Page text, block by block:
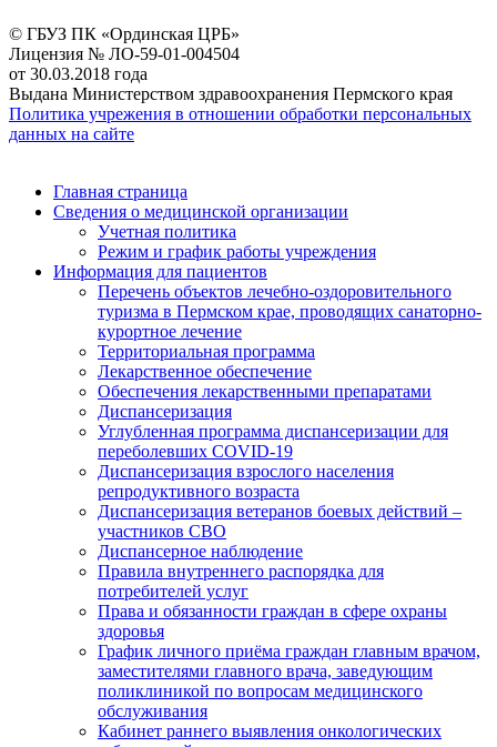
© ГБУЗ ПК «Ординская ЦРБ»
Лицензия № ЛО-59-01-004504
от 30.03.2018 года
Выдана Министерством здравоохранения Пермского края
Политика учрежения в отношении обработки персональных
данных на сайте
Главная страница
Сведения о медицинской организации
Учетная политика
Режим и график работы учреждения
Информация для пациентов
Перечень объектов лечебно-оздоровительного
туризма в Пермском крае, проводящих санаторно-
курортное лечение
Территориальная программа
Лекарственное обеспечение
Обеспечения лекарственными препаратами
Диспансеризация
Углубленная программа диспансеризации для
переболевших COVID-19
Диспансеризация взрослого населения
репродуктивного возраста
Диспансеризация ветеранов боевых действий –
участников СВО
Диспансерное наблюдение
Правила внутреннего распорядка для
потребителей услуг
Права и обязанности граждан в сфере охраны
здоровья
График личного приёма граждан главным врачом,
заместителями главного врача, заведующим
поликлиникой по вопросам медицинского
обслуживания
Кабинет раннего выявления онкологических